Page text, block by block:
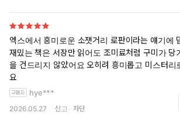
이 묻게 된다.
특히 스스로 괴물이 되기를 자처한 살수 ‘기화
복수의 경계에서 위태롭게 흔들린다. 그가 닿
자유’의 실체는 무엇인가. 증오와 사랑, 자기
이 소설은 압도적인 몰입감과 서정적인 문장
목란국의 핏빛 어둠 속으로 끌어들인다.
엑스에서 흥미로운 소잿거리 로판이라는 얘기에
재밌는 책은 서장만 읽어도 조미료처럼 구미가 당
을 건드리지 않았어요 오히려 흥미롭고 미스터리
요
hye***
2026.05.27 신고 차단